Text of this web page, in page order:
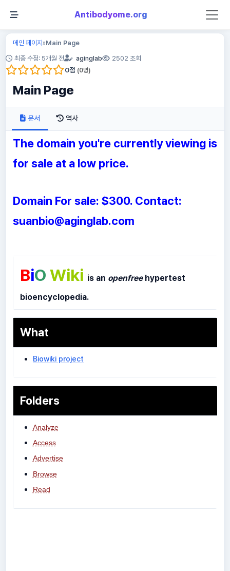
Antibodyome.org
메인 페이지»Main Page
최종 수정: 5개월 전
aginglab 2502 조회
0점 (0명)
Main Page
문서 역사
The domain you're currently viewing is
for sale at a low price.
Domain For sale: $300. Contact:
suanbio@aginglab.com
BiO Wiki is an openfreehypertest
bioencyclopedia.
What
Biowiki project
Folders
Analyze
Access
Advertise
Browse
Read